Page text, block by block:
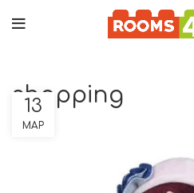
shopping
13
ΜΑΡ